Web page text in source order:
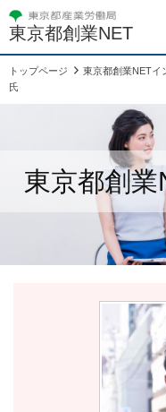
東京都創業NET
トップページ 東京都創業NETイ
氏
東京都創